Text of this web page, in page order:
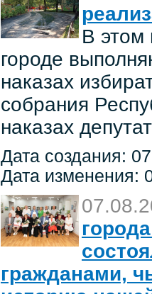
В этом
городе
наказах
собрания
наказах
Дата создания:
Дата изменения:
гражданами,